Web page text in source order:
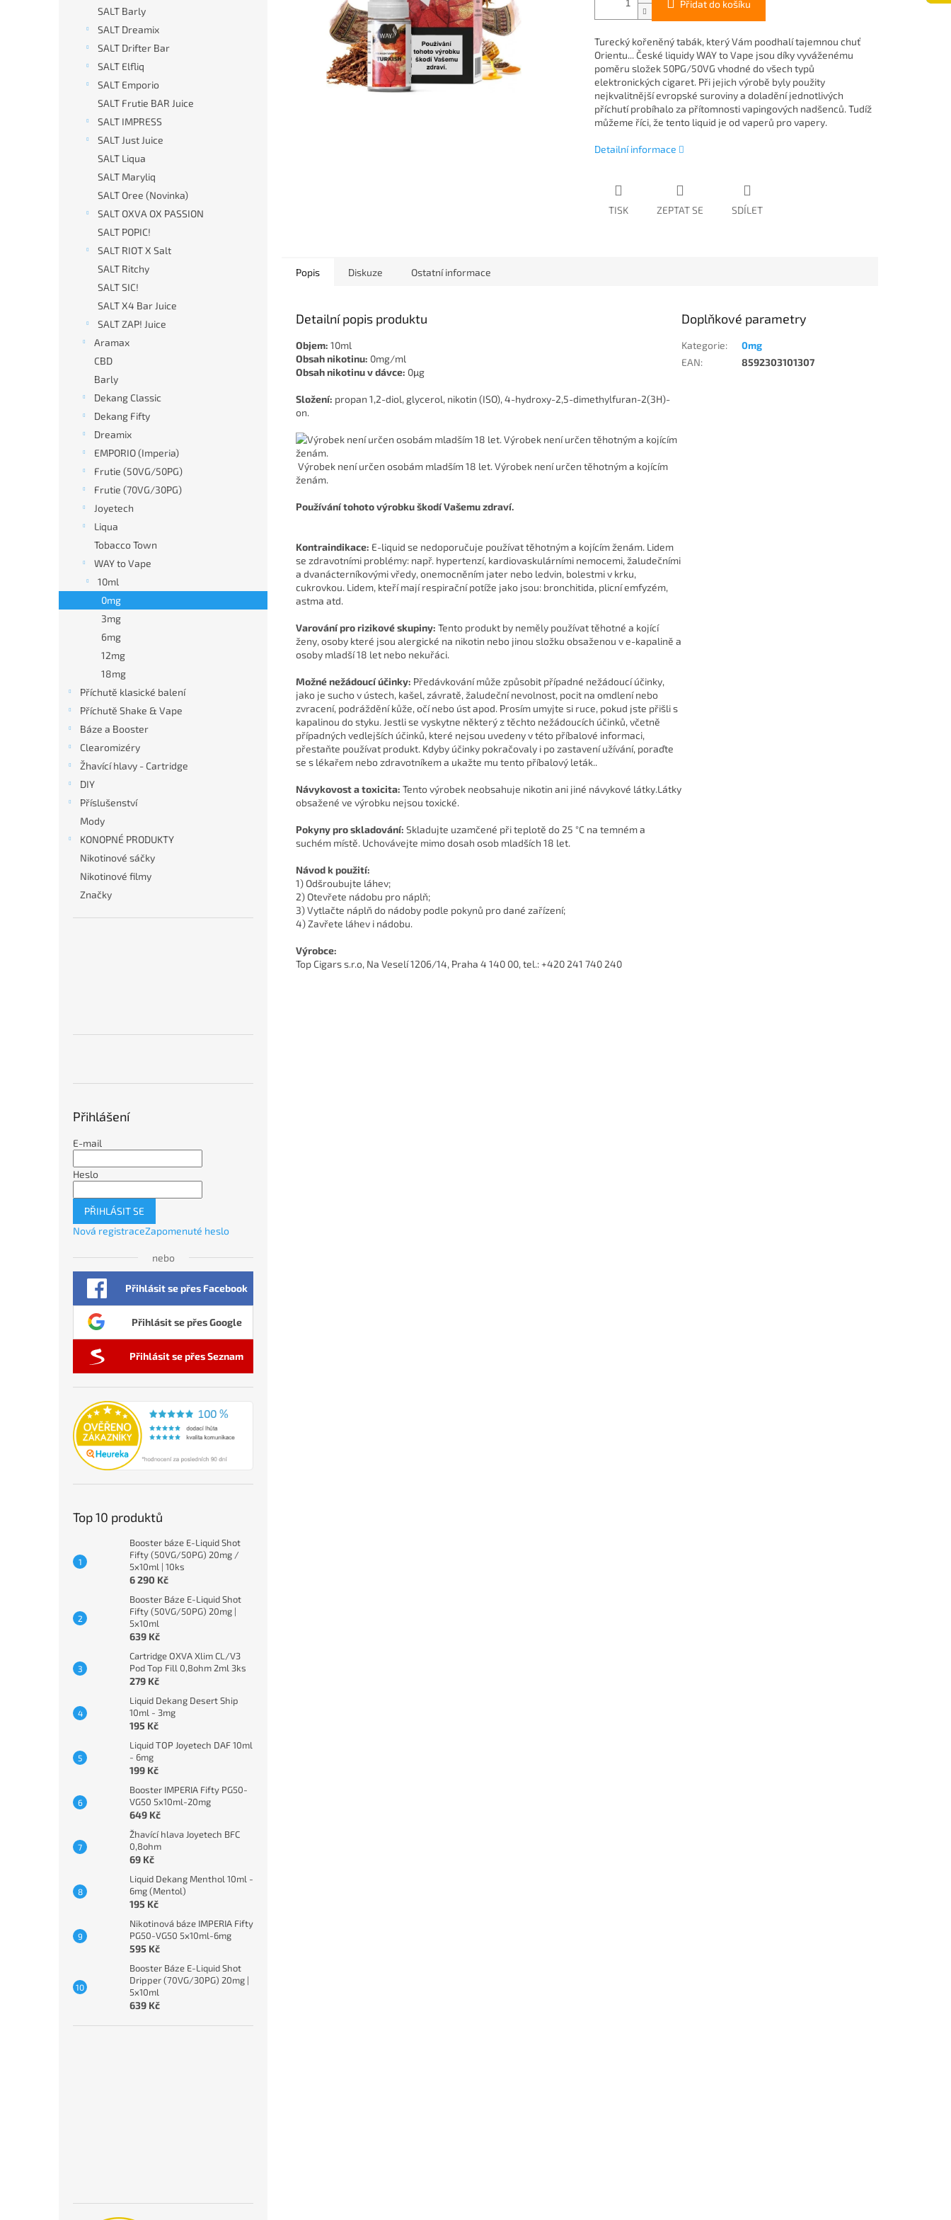
SALT Barly
SALT Dreamix
SALT Drifter Bar
SALT Elfliq
SALT Emporio
SALT Frutie BAR Juice
SALT IMPRESS
SALT Just Juice
SALT Liqua
SALT Maryliq
SALT Oree (Novinka)
SALT OXVA OX PASSION
SALT POPIC!
SALT RIOT X Salt
SALT Ritchy
SALT SIC!
SALT X4 Bar Juice
SALT ZAP! Juice
Aramax
CBD
Barly
Dekang Classic
Dekang Fifty
Dreamix
EMPORIO (Imperia)
Frutie (50VG/50PG)
Frutie (70VG/30PG)
Joyetech
Liqua
Tobacco Town
WAY to Vape
10ml
0mg
3mg
6mg
12mg
18mg
Příchutě klasické balení
Příchutě Shake & Vape
Báze a Booster
Clearomizéry
Žhavící hlavy - Cartridge
DIY
Příslušenství
Mody
KONOPNÉ PRODUKTY
Nikotinové sáčky
Nikotinové filmy
Značky
Přihlášení
E-mail
Heslo
PŘIHLÁSIT SE
Nová registraceZapomenuté heslo
nebo
Přihlásit se přes Facebook
Přihlásit se přes Google
Přihlásit se přes Seznam
Top 10 produktů
Booster báze E-Liquid Shot
Fifty (50VG/50PG) 20mg /
5x10ml | 10ks
6 290 Kč
Booster Báze E-Liquid Shot
Fifty (50VG/50PG) 20mg |
5x10ml
639 Kč
Cartridge OXVA Xlim CL/V3
Pod Top Fill 0,8ohm 2ml 3ks
279 Kč
Liquid Dekang Desert Ship
10ml - 3mg
195 Kč
Liquid TOP Joyetech DAF 10ml
- 6mg
199 Kč
Booster IMPERIA Fifty PG50-
VG50 5x10ml-20mg
649 Kč
Žhavící hlava Joyetech BFC
0,8ohm
69 Kč
Liquid Dekang Menthol 10ml -
6mg (Mentol)
195 Kč
Nikotinová báze IMPERIA Fifty
PG50-VG50 5x10ml-6mg
595 Kč
Booster Báze E-Liquid Shot
Dripper (70VG/30PG) 20mg |
5x10ml
639 Kč
Přidat do košíku
Turecký kořeněný tabák, který Vám poodhalí tajemnou chuť
Orientu... České liquidy WAY to Vape jsou díky vyváženému
poměru složek 50PG/50VG vhodné do všech typů
elektronických cigaret. Při jejich výrobě byly použity
nejkvalitnější evropské suroviny a doladění jednotlivých
příchutí probíhalo za přítomnosti vapingových nadšenců. Tudíž
můžeme říci, že tento liquid je od vaperů pro vapery.
Detailní informace
TISK ZEPTAT SE SDÍLET
Popis Diskuze Ostatní informace
Detailní popis produktu
Objem: 10ml
Obsah nikotinu: 0mg/ml
Obsah nikotinu v dávce: 0μg
Složení: propan 1,2-diol, glycerol, nikotin (ISO), 4-hydroxy-2,5-dimethylfuran-2(3H)-
on.
Výrobek není určen osobám mladším 18 let. Výrobek není určen těhotným a kojícím
ženám.
Používání tohoto výrobku škodí Vašemu zdraví.
Kontraindikace: E-liquid se nedoporučuje používat těhotným a kojícím ženám. Lidem
se zdravotními problémy: např. hypertenzí, kardiovaskulárními nemocemi, žaludečními
a dvanácterníkovými vředy, onemocněním jater nebo ledvin, bolestmi v krku,
cukrovkou. Lidem, kteří mají respirační potíže jako jsou: bronchitida, plicní emfyzém,
astma atd.
Varování pro rizikové skupiny: Tento produkt by neměly používat těhotné a kojící
ženy, osoby které jsou alergické na nikotin nebo jinou složku obsaženou v e-kapalině a
osoby mladší 18 let nebo nekuřáci.
Možné nežádoucí účinky: Předávkování může způsobit případné nežádoucí účinky,
jako je sucho v ústech, kašel, závratě, žaludeční nevolnost, pocit na omdlení nebo
zvracení, podráždění kůže, očí nebo úst apod. Prosím umyjte si ruce, pokud jste přišli s
kapalinou do styku. Jestli se vyskytne některý z těchto nežádoucích účinků, včetně
případných vedlejších účinků, které nejsou uvedeny v této příbalové informaci,
přestaňte používat produkt. Kdyby účinky pokračovaly i po zastavení užívání, poraďte
se s lékařem nebo zdravotníkem a ukažte mu tento příbalový leták..
Návykovost a toxicita: Tento výrobek neobsahuje nikotin ani jiné návykové látky.Látky
obsažené ve výrobku nejsou toxické.
Pokyny pro skladování: Skladujte uzamčené při teplotě do 25 °C na temném a
suchém místě. Uchovávejte mimo dosah osob mladších 18 let.
Návod k použití:
1) Odšroubujte láhev;
2) Otevřete nádobu pro náplň;
3) Vytlačte náplň do nádoby podle pokynů pro dané zařízení;
4) Zavřete láhev i nádobu.
Výrobce:
Top Cigars s.r.o, Na Veselí 1206/14, Praha 4 140 00, tel.: +420 241 740 240
Doplňkové parametry
Kategorie:
0mg
EAN: 8592303101307